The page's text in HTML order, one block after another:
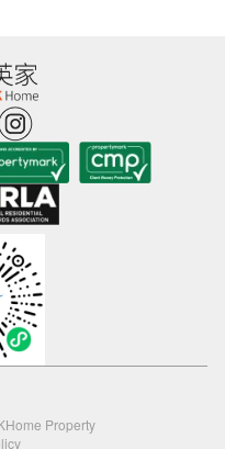
Property